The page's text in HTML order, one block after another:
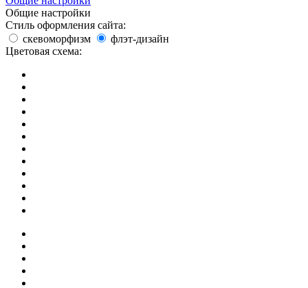
Общие настройки
Стиль оформления сайта:
скевоморфизм
флэт-дизайн
Цветовая схема: